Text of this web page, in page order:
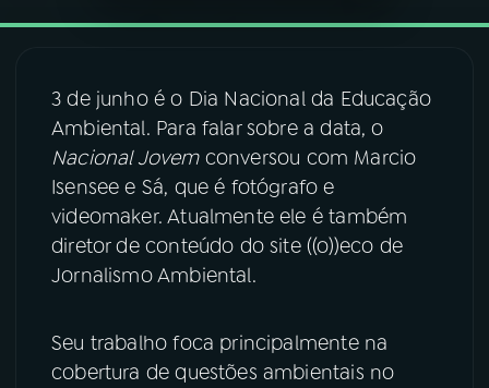
05PODCASTS
06VIDEOCASTS
07ÚLTIMAS
FESTIVAL DE MÚSICA
YouTube Facebook
3 de junho é o Dia Nacional da Educação
Ambiental. Para falar sobre a data, o
Nacional Jovem conversou com Marcio
Isensee e Sá, que é fotógrafo e
videomaker. Atualmente ele é também
diretor de conteúdo do site ((o))eco de
Jornalismo Ambiental.
Seu trabalho foca principalmente na
cobertura de questões ambientais no